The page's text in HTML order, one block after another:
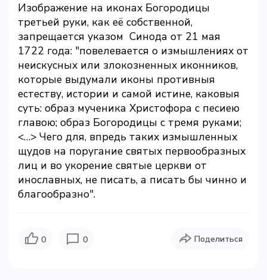
Изображение на иконах Богородицы
третьей руки, как её собственной,
запрещается указом Синода от 21 мая
1722 года: "повелевается о измышлениях от
неискусных или злокозненных иконников,
которые выдумали иконы противныя
естеству, истории и самой истине, каковыя
суть: образ мученика Христофора с песиею
главою; образ Богородицы с тремя руками;
<…> Чего для, впредь таких измышленных
щудов на поругание святых первообразных
лиц и во укорение святые церкви от
инославных, не писать, а писать бы чинно и
благообразно".
0 0 Поделиться